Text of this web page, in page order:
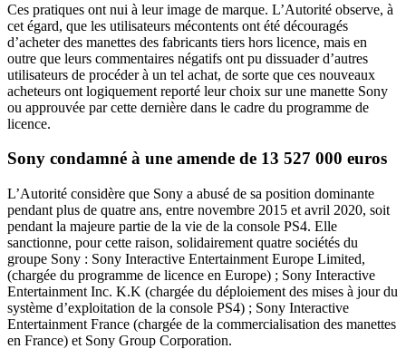
Ces pratiques ont nui à leur image de marque. L’Autorité observe, à
cet égard, que les utilisateurs mécontents ont été découragés
d’acheter des manettes des fabricants tiers hors licence, mais en
outre que leurs commentaires négatifs ont pu dissuader d’autres
utilisateurs de procéder à un tel achat, de sorte que ces nouveaux
acheteurs ont logiquement reporté leur choix sur une manette Sony
ou approuvée par cette dernière dans le cadre du programme de
licence.
Sony condamné à une amende de 13 527 000 euros
L’Autorité considère que Sony a abusé de sa position dominante
pendant plus de quatre ans, entre novembre 2015 et avril 2020, soit
pendant la majeure partie de la vie de la console PS4. Elle
sanctionne, pour cette raison, solidairement quatre sociétés du
groupe Sony : Sony Interactive Entertainment Europe Limited,
(chargée du programme de licence en Europe) ; Sony Interactive
Entertainment Inc. K.K (chargée du déploiement des mises à jour du
système d’exploitation de la console PS4) ; Sony Interactive
Entertainment France (chargée de la commercialisation des manettes
en France) et Sony Group Corporation.